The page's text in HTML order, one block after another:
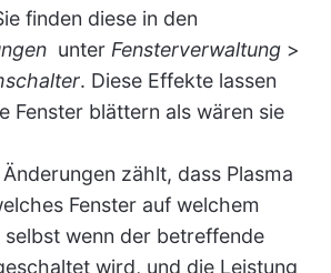
finden diese in den
unter Fensterverwaltung>
. Diese Effekte lassen
Fenster blättern als wären sie
zählt, dass Plasma
Fenster auf welchem
wenn der betreffende
wird, und die Leistung